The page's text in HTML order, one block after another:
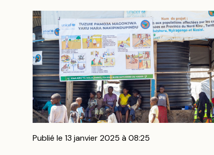
Publié le 13 janvier 2025 à 08:25